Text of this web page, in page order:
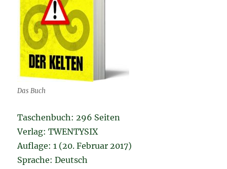
Das Buch
Taschenbuch: 296 Seiten
Verlag: TWENTYSIX
Auflage: 1 (20. Februar 2017)
Sprache: Deutsch